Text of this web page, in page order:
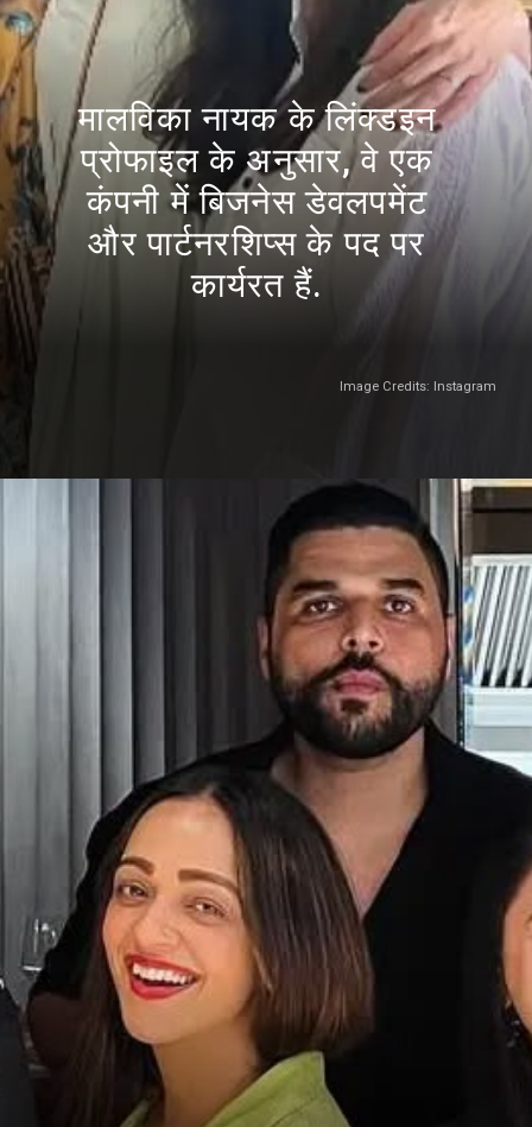
Image Credits: Instagram
मालविका नायक के लिंक्डइन
प्रोफाइल के अनुसार, वे एक
कंपनी में बिजनेस डेवलपमेंट
और पार्टनरशिप्स के पद पर
कार्यरत हैं.